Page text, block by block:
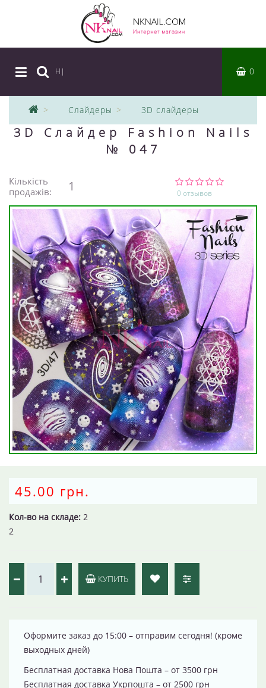
Ножн 0
Слайдеры 3D слайдеры
3D Слайдер Fashion Nails
№ 047
Кількість
продажів:
1 0 отзывов
45.00 грн.
Кол-во на складе: 2
2
КУПИТЬ
Оформите заказ до 15:00 – отправим сегодня! (кроме
выходных дней)
Бесплатная доставка Нова Пошта – от 3500 грн
Бесплатная доставка Укрпошта – от 2500 грн